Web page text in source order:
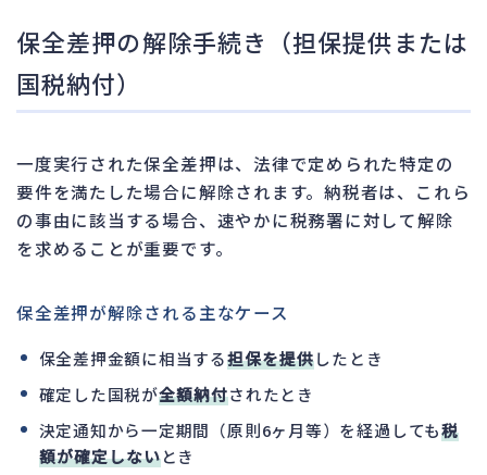
保全差押の解除手続き（担保提供または
国税納付）
一度実行された保全差押は、法律で定められた特定の
要件を満たした場合に解除されます。納税者は、これら
の事由に該当する場合、速やかに税務署に対して解除
を求めることが重要です。
保全差押が解除される主なケース
保全差押金額に相当する担保を提供したとき
確定した国税が全額納付されたとき
決定通知から一定期間（原則6ヶ月等）を経過しても税
額が確定しないとき